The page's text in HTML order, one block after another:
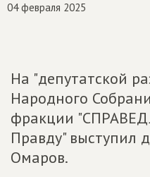
04 февраля 2025
На "депутатской
Народного
фракции
Правду" выступил
Омаров.